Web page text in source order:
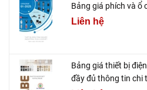
Bảng giá phích và ổ
Liên hệ
Bảng giá thiết bị
đầy đủ thông tin chi